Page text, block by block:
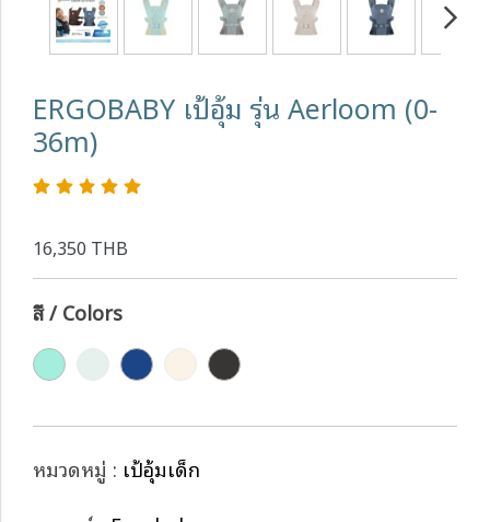
ERGOBABY เป้อุ้ม รุ่น Aerloom (0-
36m)
16,350 THB
สี / Colors
หมวดหมู่ : เป้อุ้มเด็ก